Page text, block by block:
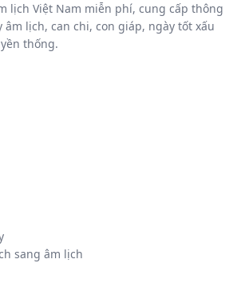
lịch Việt Nam miễn phí, cung cấp thông
âm lịch, can chi, con giáp, ngày tốt xấu
thống.
sang âm lịch